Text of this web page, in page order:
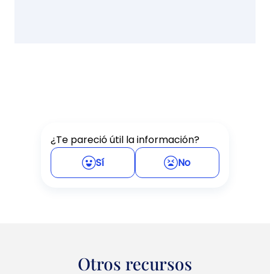
¿Te pareció útil la información?
Sí
No
Otros recursos